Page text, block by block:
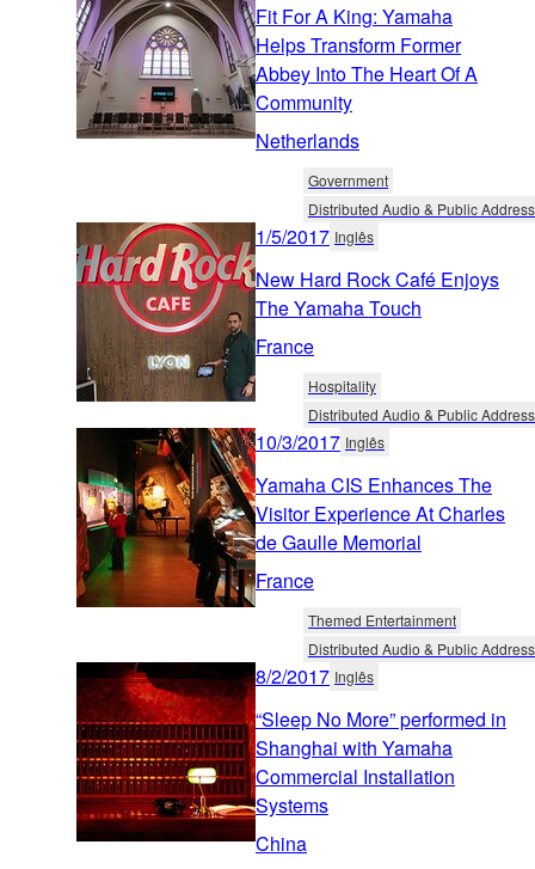
Fit For A King: Yamaha
Helps Transform Former
Abbey Into The Heart Of A
Community
Netherlands
Government
Distributed Audio & Public Address
1/5/2017 Inglês
New Hard Rock Café Enjoys
The Yamaha Touch
France
Hospitality
Distributed Audio & Public Address
10/3/2017 Inglês
Yamaha CIS Enhances The
Visitor Experience At Charles
de Gaulle Memorial
France
Themed Entertainment
Distributed Audio & Public Address
8/2/2017 Inglês
“Sleep No More” performed in
Shanghai with Yamaha
Commercial Installation
Systems
China